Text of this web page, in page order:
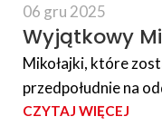
06 gru 2025
Wyjątkowy
Mikołajki, które
przedpołudnie na
CZYTAJ WIĘCEJ